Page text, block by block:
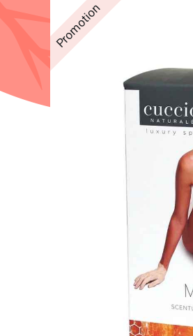
Promotion